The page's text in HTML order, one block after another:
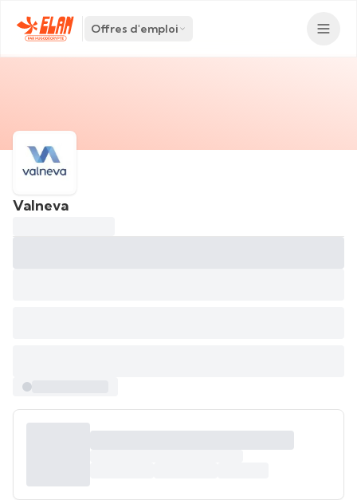
Offres d'emploi
Valneva